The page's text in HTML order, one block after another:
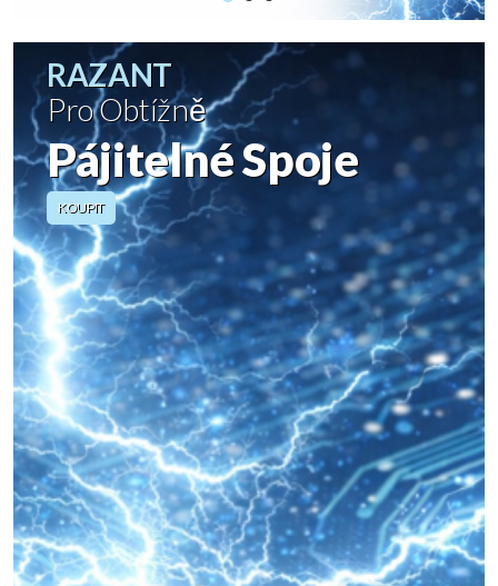
RAZANT
Pro Obtížně
Pájitelné Spoje
KOUPIT